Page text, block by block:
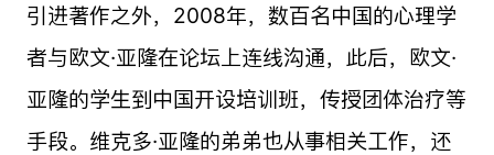
引进著作之外，2008年，数百名中国的心理学
者与欧文·亚隆在论坛上连线沟通，此后，欧文·
亚隆的学生到中国开设培训班，传授团体治疗等
手段。维克多·亚隆的弟弟也从事相关工作，还